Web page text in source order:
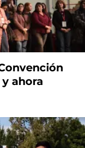
ahora